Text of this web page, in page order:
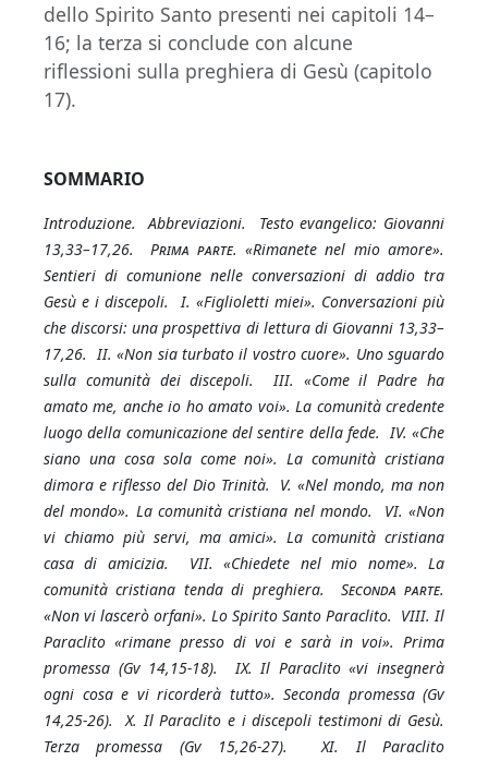
dello Spirito Santo presenti nei capitoli 14–
16; la terza si conclude con alcune
riflessioni sulla preghiera di Gesù (capitolo
17).
SOMMARIO
Introduzione. Abbreviazioni. Testo evangelico: Giovanni
13,33–17,26. Prima parte. «Rimanete nel mio amore».
Sentieri di comunione nelle conversazioni di addio tra
Gesù e i discepoli. I. «Figlioletti miei». Conversazioni più
che discorsi: una prospettiva di lettura di Giovanni 13,33–
17,26. II. «Non sia turbato il vostro cuore». Uno sguardo
sulla comunità dei discepoli. III. «Come il Padre ha
amato me, anche io ho amato voi». La comunità credente
luogo della comunicazione del sentire della fede. IV. «Che
siano una cosa sola come noi». La comunità cristiana
dimora e riflesso del Dio Trinità. V. «Nel mondo, ma non
del mondo». La comunità cristiana nel mondo.
VI. «Non
vi chiamo più servi, ma amici». La comunità cristiana
casa di amicizia. VII. «Chiedete nel mio nome». La
comunità cristiana tenda di preghiera. Seconda parte.
«Non vi lascerò orfani». Lo Spirito Santo Paraclito. VIII. Il
Paraclito «rimane presso di voi e sarà in voi». Prima
promessa (Gv 14,15-18). IX. Il Paraclito «vi insegnerà
ogni cosa e vi ricorderà tutto». Seconda promessa (Gv
14,25-26). X. Il Paraclito e i discepoli testimoni di Gesù.
Terza promessa (Gv 15,26-27). XI. Il Paraclito